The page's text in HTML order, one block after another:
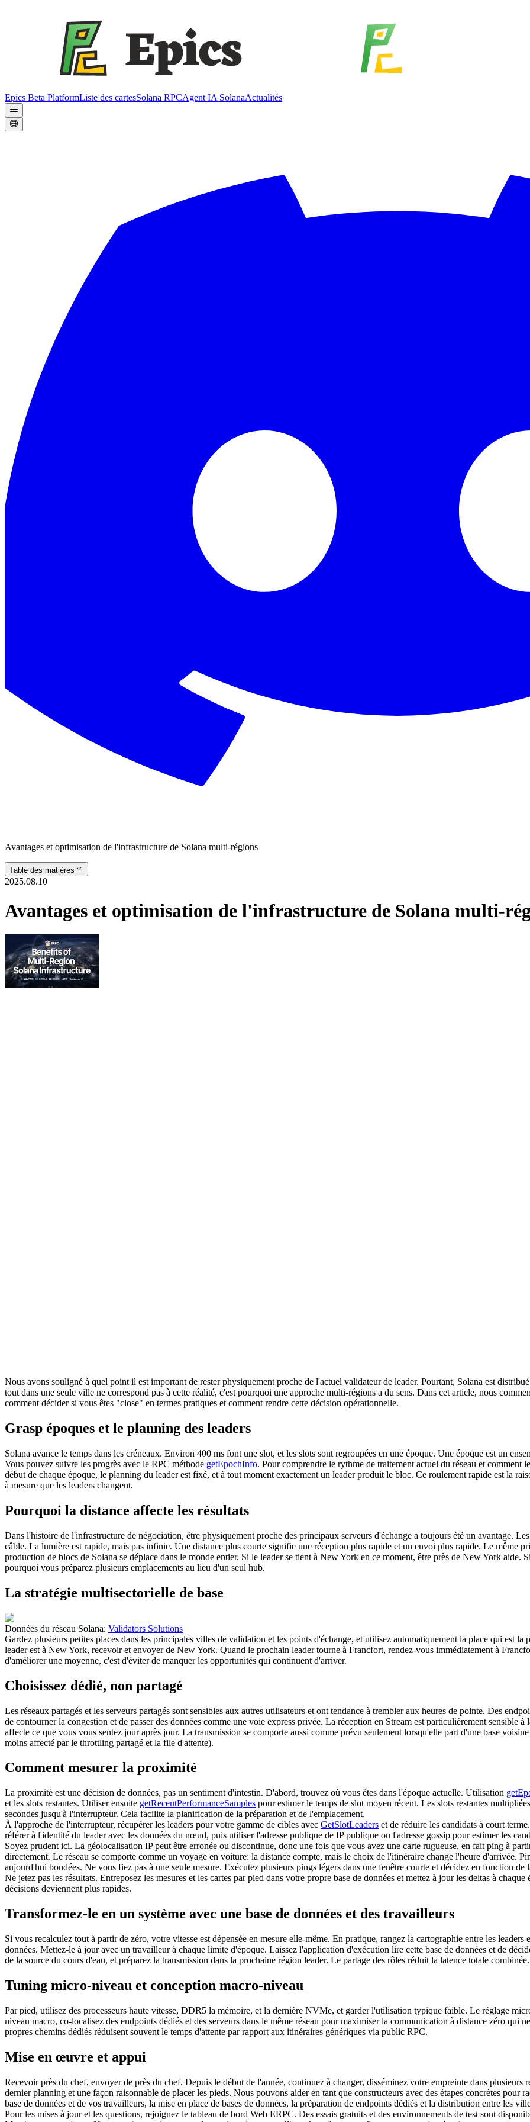
Epics Beta PlatformListe des cartesSolana RPCAgent IA SolanaActualités
Avantages et optimisation de l'infrastructure de Solana multi-régions
Table des matières
2025.08.10
Avantages et optimisation de l'infrastructure de Solana multi-
Nous avons souligné à quel point il est important de rester physiquement proche de l'actuel validateur de leader. Pourtant, Solana est
tout dans une seule ville ne correspond pas à cette réalité, c'est pourquoi une approche multi-régions a du sens. Dans cet article, nous
comment décider si vous êtes "close" en termes pratiques et comment rendre cette décision opérationnelle.
Grasp époques et le planning des leaders
Solana avance le temps dans les créneaux. Environ 400 ms font une slot, et les slots sont regroupées en une époque. Une époque est un
Vous pouvez suivre les progrès avec le RPC méthode getEpochInfo. Pour comprendre le rythme de traitement actuel du réseau et comment
début de chaque époque, le planning du leader est fixé, et à tout moment exactement un leader produit le bloc. Ce roulement rapide est la
à mesure que les leaders changent.
Pourquoi la distance affecte les résultats
Dans l'histoire de l'infrastructure de négociation, être physiquement proche des principaux serveurs d'échange a toujours été un avantage.
câble. La lumière est rapide, mais pas infinie. Une distance plus courte signifie une réception plus rapide et un envoi plus rapide. Le même
production de blocs de Solana se déplace dans le monde entier. Si le leader se tient à New York en ce moment, être près de New York aide.
pourquoi vous préparez plusieurs emplacements au lieu d'un seul hub.
La stratégie multisectorielle de base
Données du réseau Solana: Validators Solutions
Gardez plusieurs petites places dans les principales villes de validation et les points d'échange, et utilisez automatiquement la place qui est
leader est à New York, recevoir et envoyer de New York. Quand le prochain leader tourne à Francfort, rendez-vous immédiatement à
d'améliorer une moyenne, c'est d'éviter de manquer les opportunités qui continuent d'arriver.
Choisissez dédié, non partagé
Les réseaux partagés et les serveurs partagés sont sensibles aux autres utilisateurs et ont tendance à trembler aux heures de pointe. Des
de contourner la congestion et de passer des données comme une voie express privée. La réception en Stream est particulièrement sensible
affecte ce que vous vous sentez jour après jour. La transmission se comporte aussi comme prévu seulement lorsqu'elle part d'une base
moins affecté par le throttling partagé et la file d'attente).
Comment mesurer la proximité
La proximité est une décision de données, pas un sentiment d'intestin. D'abord, trouvez où vous êtes dans l'époque actuelle. Utilisation
et les slots restantes. Utiliser ensuite getRecentPerformanceSamples pour estimer le temps de slot moyen récent. Les slots restantes
secondes jusqu'à l'interrupteur. Cela facilite la planification de la préparation et de l'emplacement.
À l'approche de l'interrupteur, récupérer les leaders pour votre gamme de cibles avec GetSlotLeaders et de réduire les candidats à court
référer à l'identité du leader avec les données du nœud, puis utiliser l'adresse publique de IP publique ou l'adresse gossip pour estimer les
Soyez prudent ici. La géolocalisation IP peut être erronée ou discontinue, donc une fois que vous avez une carte rugueuse, en fait ping à
directement. Le réseau se comporte comme un voyage en voiture: la distance compte, mais le choix de l'itinéraire change l'heure d'arrivée.
aujourd'hui bondées. Ne vous fiez pas à une seule mesure. Exécutez plusieurs pings légers dans une fenêtre courte et décidez en fonction
Ne jetez pas les résultats. Entreposez les mesures et les cartes par pied dans votre propre base de données et mettez à jour les deltas à
décisions deviennent plus rapides.
Transformez-le en un système avec une base de données et des travailleurs
Si vous recalculez tout à partir de zéro, votre vitesse est dépensée en mesure elle-même. En pratique, rangez la cartographie entre les
données. Mettez-le à jour avec un travailleur à chaque limite d'époque. Laissez l'application d'exécution lire cette base de données et de
de la source du cours d'eau, et préparez la transmission dans la prochaine région leader. Le partage des rôles réduit la latence totale combinée.
Tuning micro-niveau et conception macro-niveau
Par pied, utilisez des processeurs haute vitesse, DDR5 la mémoire, et la dernière NVMe, et garder l'utilisation typique faible. Le réglage
niveau macro, co-localisez des endpoints dédiés et des serveurs dans le même réseau pour maximiser la communication à distance zéro qui
propres chemins dédiés réduisent souvent le temps d'attente par rapport aux itinéraires génériques via public RPC.
Mise en œuvre et appui
Recevoir près du chef, envoyer de près du chef. Depuis le début de l'année, continuez à changer, disséminez votre empreinte dans
dernier planning et une façon raisonnable de placer les pieds. Nous pouvons aider en tant que constructeurs avec des étapes concrètes
base de données et de vos travailleurs, la mise en place de bases de données, la préparation de endpoints dédiés et la distribution entre les
Pour les mises à jour et les questions, rejoignez le tableau de bord Web ERPC. Des essais gratuits et des environnements de test sont